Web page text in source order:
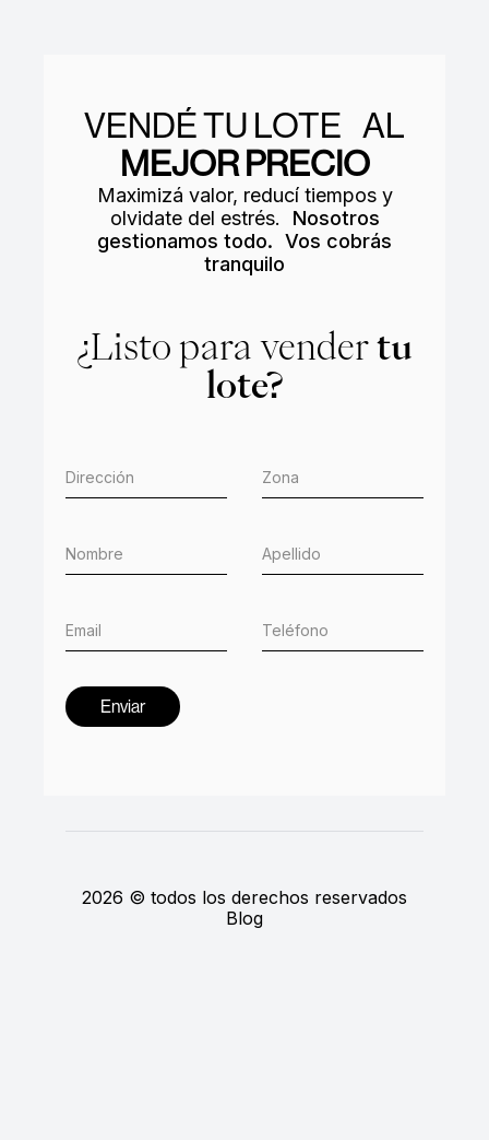
VENDÉ TU LOTE AL
MEJOR PRECIO
Maximizá valor, reducí tiempos y
olvidate del estrés. Nosotros
gestionamos todo. Vos cobrás
tranquilo
¿Listo para vender tu
lote?
2026 © todos los derechos reservados
Blog